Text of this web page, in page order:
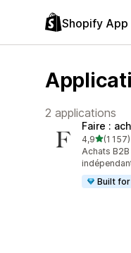
Shopify App
2 applications
Faire :
4,9étoile(s)
(1 157)
1157 avis
Achats
Built